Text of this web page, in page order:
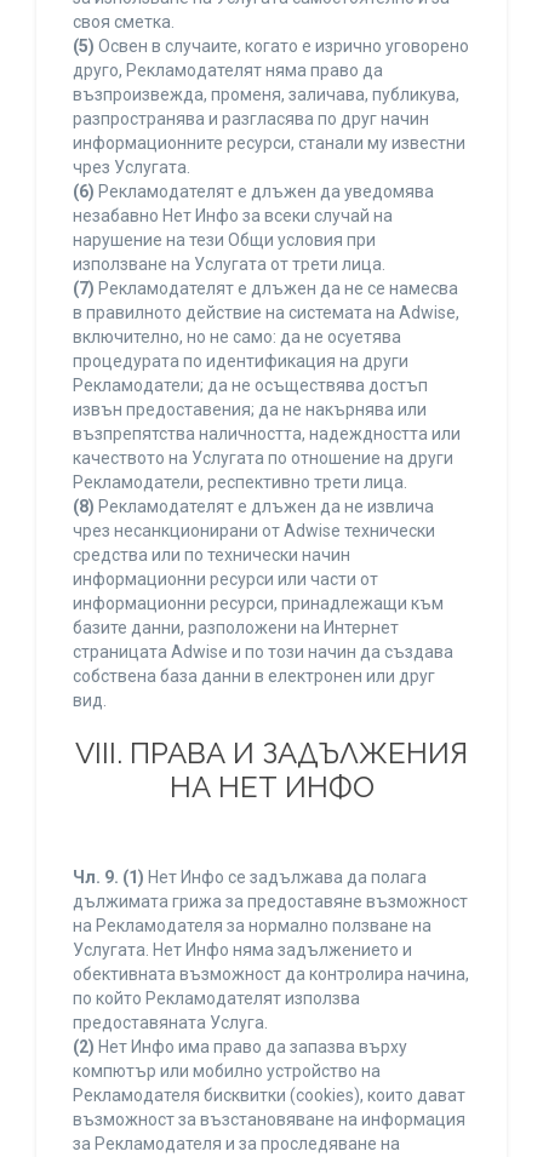
своя сметка.
(5) Освен в случаите, когато е изрично уговорено
друго, Рекламодателят няма право да
възпроизвежда, променя, заличава, публикува,
разпространява и разгласява по друг начин
информационните ресурси, станали му известни
чрез Услугата.
(6) Рекламодателят е длъжен да уведомява
незабавно Нет Инфо за всеки случай на
нарушение на тези Общи условия при
използване на Услугата от трети лица.
(7) Рекламодателят е длъжен да не се намесва
в правилното действие на системата на Adwise,
включително, но не само: да не осуетява
процедурата по идентификация на други
Рекламодатели; да не осъществява достъп
извън предоставения; да не накърнява или
възпрепятства наличността, надеждността или
качеството на Услугата по отношение на други
Рекламодатели, респективно трети лица.
(8) Рекламодателят е длъжен да не извлича
чрез несанкционирани от Adwise технически
средства или по технически начин
информационни ресурси или части от
информационни ресурси, принадлежащи към
базите данни, разположени на Интернет
страницата Adwise и по този начин да създава
собствена база данни в електронен или друг
вид.
VIII. ПРАВА И ЗАДЪЛЖЕНИЯ
НА НЕТ ИНФО
Чл. 9. (1) Нет Инфо се задължава да полага
дължимата грижа за предоставяне възможност
на Рекламодателя за нормално ползване на
Услугата. Нет Инфо няма задължението и
обективната възможност да контролира начина,
по който Рекламодателят използва
предоставяната Услуга.
(2) Нет Инфо има право да запазва върху
компютър или мобилно устройство на
Рекламодателя бисквитки (cookies), които дават
възможност за възстановяване на информация
за Рекламодателя и за проследяване на